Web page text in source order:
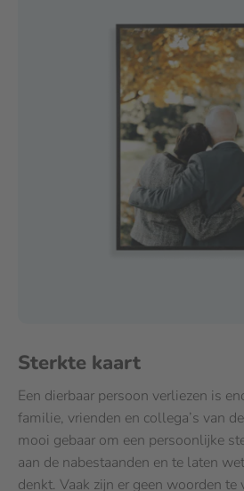
Sterkte kaart
Een dierbaar persoon verliezen is
familie, vrienden en collega’s van
mooi gebaar om een persoonlijke
aan de nabestaanden en te laten
denkt. Vaak zijn er geen woorden